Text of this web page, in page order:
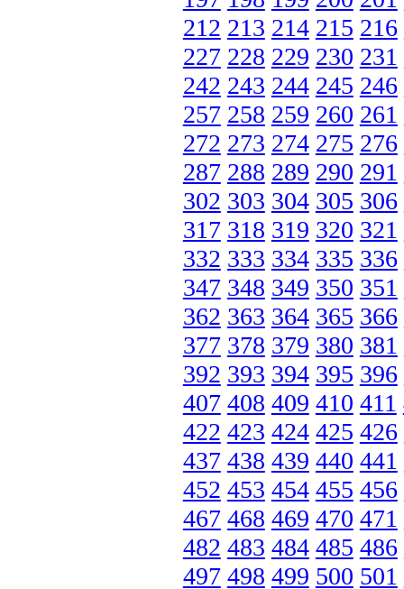
212 213 214 215 216
227 228 229 230 231
242 243 244 245 246
257 258 259 260 261
272 273 274 275 276
287 288 289 290 291
302 303 304 305 306
317 318 319 320 321
332 333 334 335 336
347 348 349 350 351
362 363 364 365 366
377 378 379 380 381
392 393 394 395 396
407 408 409 410 411
422 423 424 425 426
437 438 439 440 441
452 453 454 455 456
467 468 469 470 471
482 483 484 485 486
497 498 499 500 501